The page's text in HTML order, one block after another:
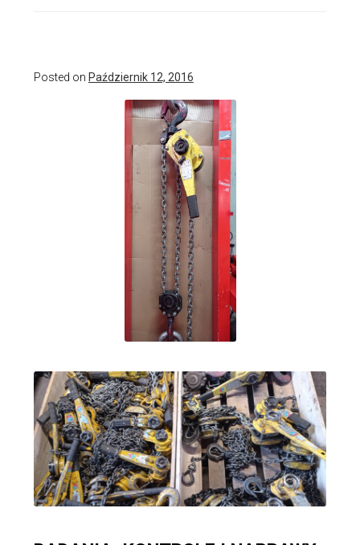
Posted on Październik 12, 2016